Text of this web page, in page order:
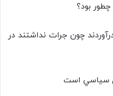
چطور بود؟
چون جرات نداشتند در
سياسي است